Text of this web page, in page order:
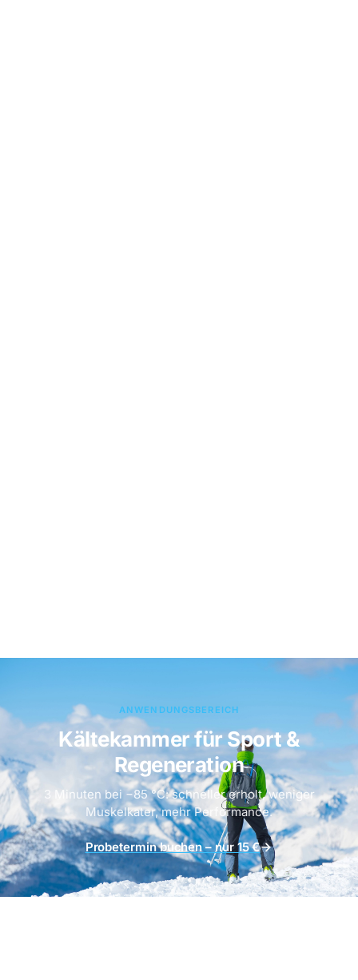
ANWENDUNGSBEREICH
Kältekammer für Sport &
Regeneration
3 Minuten bei −85 °C: schneller erholt, weniger
Muskelkater, mehr Performance.
Probetermin buchen – nur 15 €